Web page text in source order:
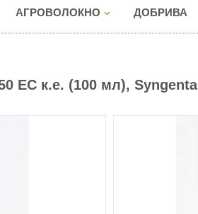
АГРОВОЛОКНО ДОБРИВА
ЕС к.е. (100 мл), Syngenta